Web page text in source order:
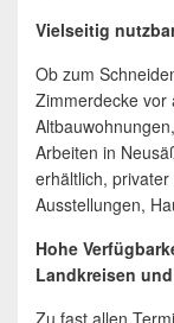
Vielseitig
Ob zum
Zimmerdecke vor
Arbeiten in
erhältlich,
Ausstellungen,
Hohe
Landkreisen